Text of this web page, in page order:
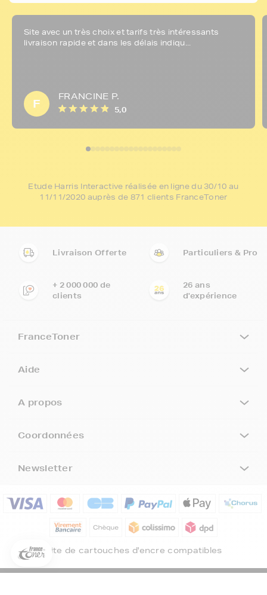
Site avec un très choix et tarifs très intéressants
livraison rapide et dans les délais indiqu...
F
FRANCINE P.
5,0
Etude Harris Interactive réalisée en ligne du 30/10 au
11/11/2020 auprès de 871 clients FranceToner
Livraison Offerte Particuliers & Pro
+ 2 000 000 de
clients
26 ans
d'expérience
FranceToner
Aide
A propos
Coordonnées
Newsletter
Site de cartouches d'encre compatibles
Inscrivez-vous à notre newsletter, suivez notre actualité et
commande * !
Votre adresse email